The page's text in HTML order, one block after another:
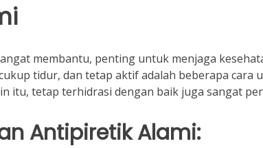
membantu, penting untuk menjaga
tidur, dan tetap aktif adalah beberapa cara
itu, tetap terhidrasi dengan baik juga sangat
Antipiretik Alami: